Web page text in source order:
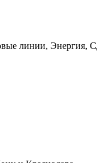
линии, Энергия,